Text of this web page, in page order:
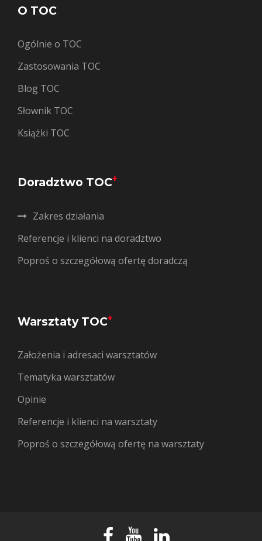
O TOC
Ogólnie o TOC
Zastosowania TOC
Blog TOC
Słownik TOC
Książki TOC
Doradztwo TOC+
Zakres działania
Referencje i klienci na doradztwo
Poproś o szczegółową ofertę doradczą
Warsztaty TOC+
Założenia i adresaci warsztatów
Tematyka warsztatów
Opinie
Referencje i klienci na warsztaty
Poproś o szczegółową ofertę na warsztaty